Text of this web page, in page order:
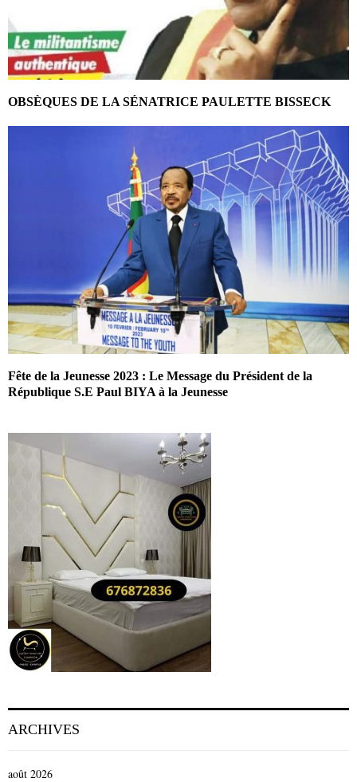
OBSÈQUES DE LA SÉNATRICE PAULETTE BISSECK
Fête de la Jeunesse 2023 : Le Message du Président de la
République S.E Paul BIYA à la Jeunesse
ARCHIVES
août 2026